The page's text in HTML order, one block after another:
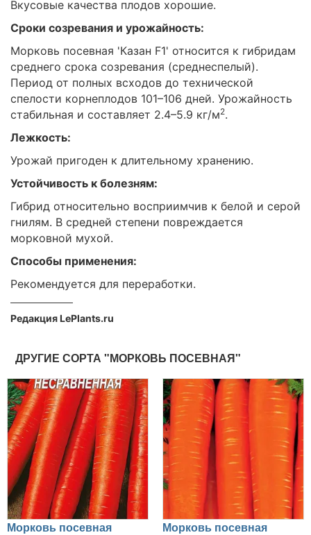
Вкусовые качества плодов хорошие.
Сроки созревания и урожайность:
Морковь посевная 'Казан F1' относится к гибридам
среднего срока созревания (среднеспелый).
Период от полных всходов до технической
спелости корнеплодов 101–106 дней. Урожайность
стабильная и составляет 2.4–5.9 кг/м2.
Лежкость:
Урожай пригоден к длительному хранению.
Устойчивость к болезням:
Гибрид относительно восприимчив к белой и серой
гнилям. В средней степени повреждается
морковной мухой.
Способы применения:
Рекомендуется для переработки.
Редакция LePlants.ru
ДРУГИЕ СОРТА "МОРКОВЬ ПОСЕВНАЯ"
Морковь посевная
Морковь посевная